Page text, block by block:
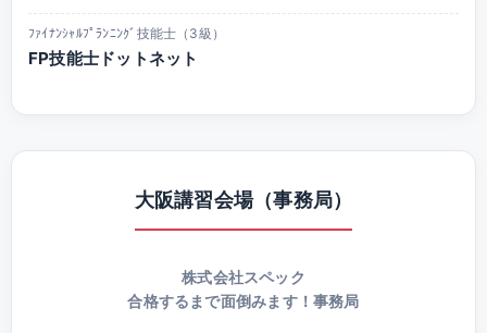
ﾌｧｲﾅﾝｼｬﾙﾌﾟﾗﾝﾆﾝｸﾞ技能士（3級）
FP技能士ドットネット
大阪講習会場（事務局）
株式会社スペック
合格するまで面倒みます！事務局